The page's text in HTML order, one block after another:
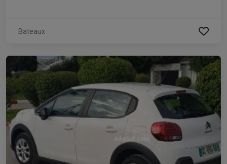
Bateaux